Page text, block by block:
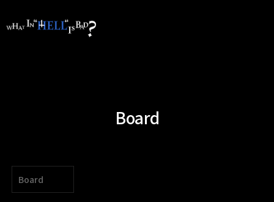
Board
Board